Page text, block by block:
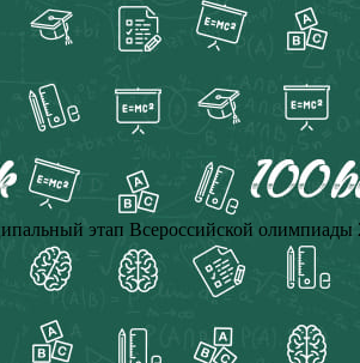
этап Всероссийской олимпиады